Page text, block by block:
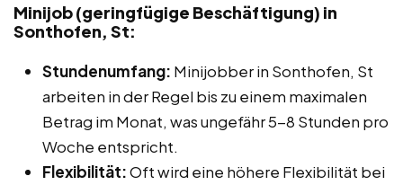
Minijob (geringfügige Beschäftigung) in
Sonthofen, St:
Stundenumfang: Minijobber in Sonthofen, St
arbeiten in der Regel bis zu einem maximalen
Betrag im Monat, was ungefähr 5-8 Stunden pro
Woche entspricht.
Flexibilität:Oft wird eine höhere Flexibilität bei